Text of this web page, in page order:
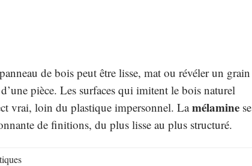
de bois peut être lisse, mat ou révéler un grain
pièce. Les surfaces qui imitent le bois naturel
vrai, loin du plastique impersonnel. Lamélamine se
de finitions, du plus lisse au plus structuré.